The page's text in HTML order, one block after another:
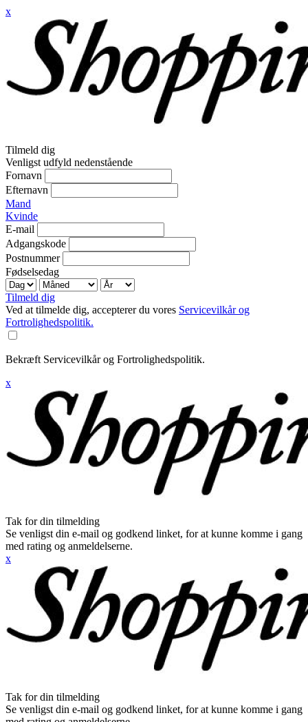
x
Tilmeld dig
Venligst udfyld nedenstående
Fornavn
Efternavn
Mand
Kvinde
E-mail
Adgangskode
Postnummer
Fødselsedag
Tilmeld dig
Ved at tilmelde dig, accepterer du vores Servicevilkår og
Fortrolighedspolitik.
Bekræft Servicevilkår og Fortrolighedspolitik.
x
Tak for din tilmelding
Se venligst din e-mail og godkend linket, for at kunne komme i gang
med rating og anmeldelserne.
x
Tak for din tilmelding
Se venligst din e-mail og godkend linket, for at kunne komme i gang